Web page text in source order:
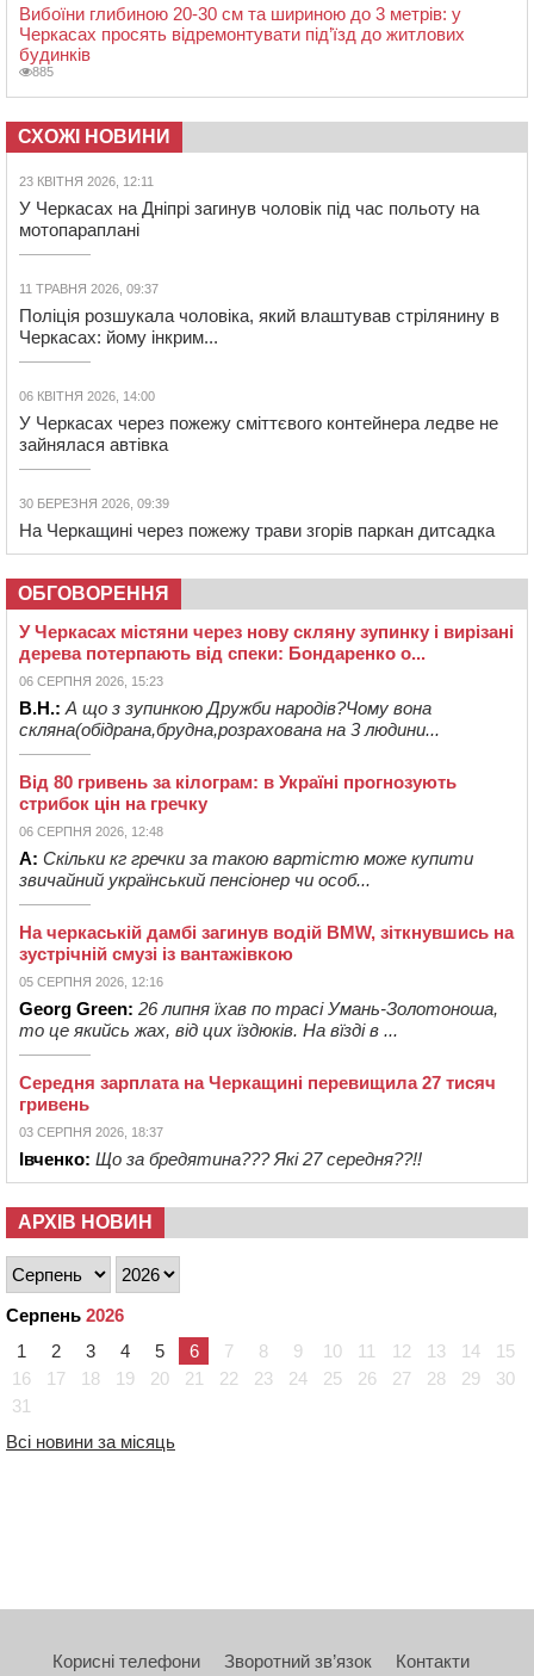
Вибоїни глибиною 20-30 см та шириною до 3 метрів: у
Черкасах просять відремонтувати під’їзд до житлових
будинків
885
СХОЖІ НОВИНИ
23 КВІТНЯ 2026, 12:11
У Черкасах на Дніпрі загинув чоловік під час польоту на
мотопараплані
11 ТРАВНЯ 2026, 09:37
Поліція розшукала чоловіка, який влаштував стрілянину в
Черкасах: йому інкрим...
06 КВІТНЯ 2026, 14:00
У Черкасах через пожежу сміттєвого контейнера ледве не
зайнялася автівка
30 БЕРЕЗНЯ 2026, 09:39
На Черкащині через пожежу трави згорів паркан дитсадка
ОБГОВОРЕННЯ
У Черкасах містяни через нову скляну зупинку і вирізані
дерева потерпають від спеки: Бондаренко о...
06 СЕРПНЯ 2026, 15:23
В.Н.: А що з зупинкою Дружби народів?Чому вона
скляна(обідрана,брудна,розрахована на 3 людини...
Від 80 гривень за кілограм: в Україні прогнозують
стрибок цін на гречку
06 СЕРПНЯ 2026, 12:48
А: Скільки кг гречки за такою вартістю може купити
звичайний український пенсіонер чи особ...
На черкаській дамбі загинув водій BMW, зіткнувшись на
зустрічній смузі із вантажівкою
05 СЕРПНЯ 2026, 12:16
Georg Green: 26 липня їхав по трасі Умань-Золотоноша,
то це якийсь жах, від цих їздюків. На вїзді в ...
Середня зарплата на Черкащині перевищила 27 тисяч
гривень
03 СЕРПНЯ 2026, 18:37
Івченко: Що за бредятина??? Які 27 середня??!!
АРХІВ НОВИН
Серпень 2026
1
2 3 4 5 6 7 8 9 10 11 12 13 14
15
16
17 18 19 20 21 22 23 24 25 26 27 28 29
30
31
Всі новини за місяць
Корисні телефони Зворотний зв’язок Контакти